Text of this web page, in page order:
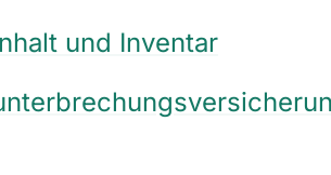
und Inventar